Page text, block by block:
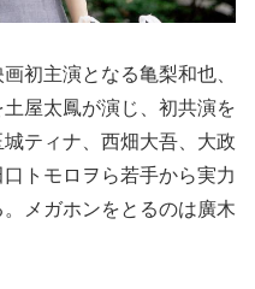
初主演となる亀梨和也、
屋太鳳が演じ、初共演を
ティナ、西畑大吾、大政
トモロヲら若手から実力
メガホンをとるのは廣木